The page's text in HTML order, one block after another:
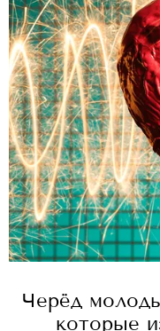
Черёд
которые